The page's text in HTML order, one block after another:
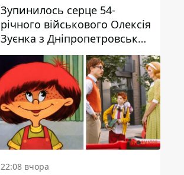
Зупинилось серце 54-
річного військового Олексія
Зуєнка з Дніпропетровської
області
22:08 вчора